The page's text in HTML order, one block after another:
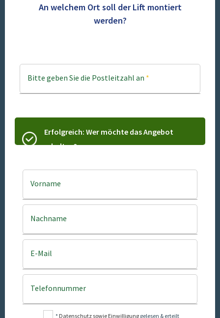
An welchem Ort soll der Lift montiert
werden?
Bitte geben Sie die Postleitzahl an *
Erfolgreich: Wer möchte das Angebot
erhalten?
Vorname
Nachname
E-Mail
Telefonnummer
* Datenschutz sowie Einwilligung gelesen & erteilt